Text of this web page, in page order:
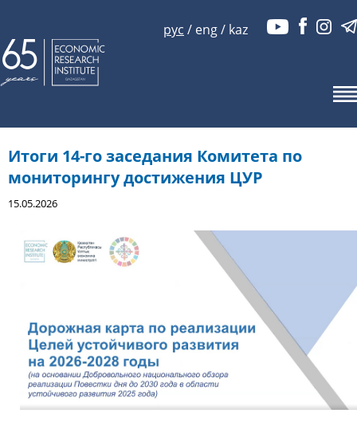
рус / eng/ kaz
Итоги 14-го заседания Комитета по
мониторингу достижения ЦУР
15.05.2026